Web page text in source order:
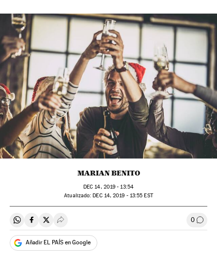
MARIAN BENITO
DEC 14, 2019 - 13:54
atualizado: DEC14, 2019 - 13:55 EST
Compartir en Whatsapp
Compartir en Facebook
Compartir en Twitter
Desplegar Redes Sociales 0
Añadir EL PAÍS en Google